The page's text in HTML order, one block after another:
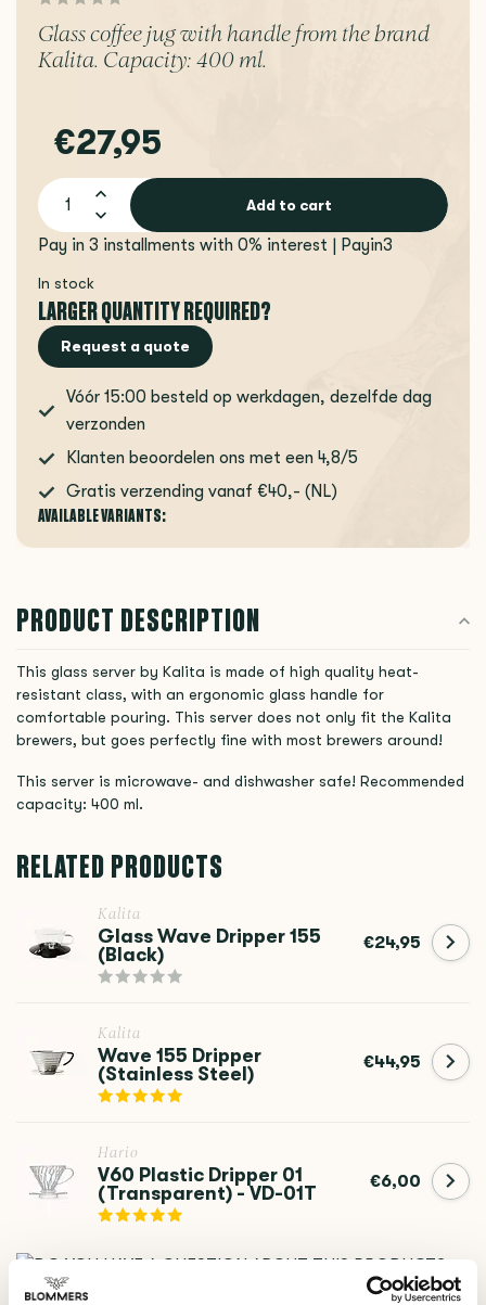
Glass coffee jug with handle from the brand
Kalita. Capacity: 400 ml.
€27,95
Add to cart
Pay in 3 installments with 0% interest | Payin3
In stock
LARGER QUANTITY REQUIRED?
Request a quote
Vóór 15:00 besteld op werkdagen, dezelfde dag
verzonden
Klanten beoordelen ons met een 4,8/5
Gratis verzending vanaf €40,- (NL)
AVAILABLE VARIANTS:
PRODUCT DESCRIPTION
This glass server by Kalita is made of high quality heat-
resistant class, with an ergonomic glass handle for
comfortable pouring. This server does not only fit the Kalita
brewers, but goes perfectly fine with most brewers around!
This server is microwave- and dishwasher safe! Recommended
capacity: 400 ml.
RELATED PRODUCTS
Kalita
Glass Wave Dripper 155
(Black)
€24,95
Kalita
Wave 155 Dripper
(Stainless Steel)
€44,95
Hario
V60 Plastic Dripper 01
(Transparent) - VD-01T
€6,00
DO YOU HAVE A QUESTION ABOUT THIS PRODUCT?